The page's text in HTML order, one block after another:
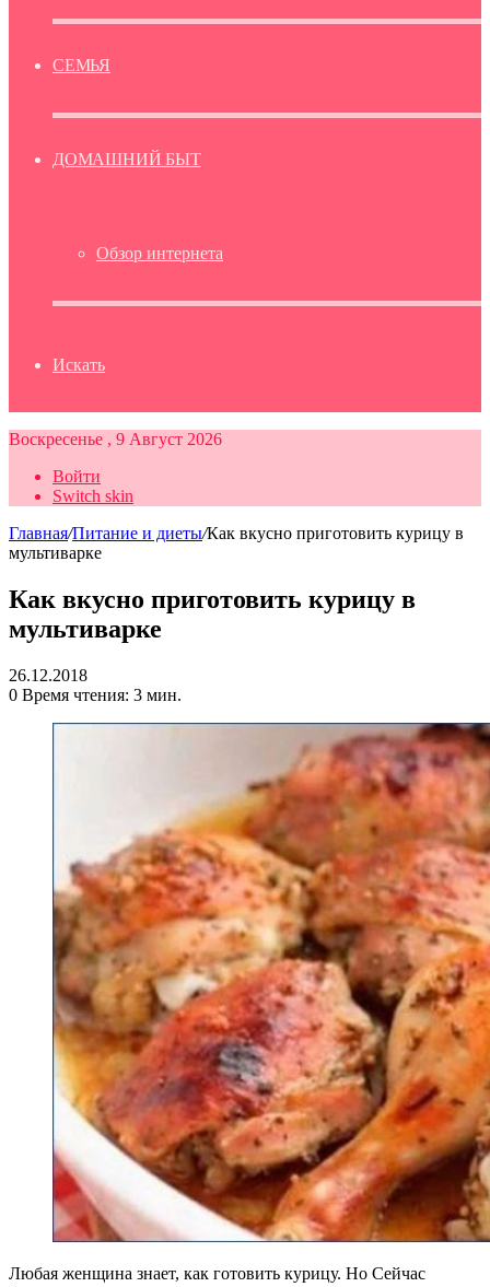
СЕМЬЯ
ДОМАШНИЙ БЫТ
Обзор интернета
Искать
Воскресенье , 9 Август 2026
Войти
Switch skin
Главная/Питание и диеты/Как вкусно приготовить курицу в
мультиварке
Как вкусно приготовить курицу в
мультиварке
26.12.2018
0 Время чтения: 3 мин.
Любая женщина знает, как готовить курицу. Но Сейчас